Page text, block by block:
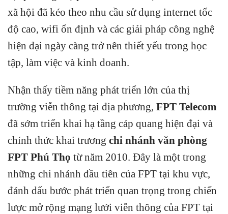
xã hội đã kéo theo nhu cầu sử dụng internet tốc
độ cao, wifi ổn định và các giải pháp công nghệ
hiện đại ngày càng trở nên thiết yếu trong học
tập, làm việc và kinh doanh.
Nhận thấy tiềm năng phát triển lớn của thị
trường viễn thông tại địa phương, FPT Telecom
đã sớm triển khai hạ tầng cáp quang hiện đại và
chính thức khai trương chi nhánh văn phòng
FPT Phú Thọ từ năm 2010. Đây là một trong
những chi nhánh đầu tiên của FPT tại khu vực,
đánh dấu bước phát triển quan trọng trong chiến
lược mở rộng mạng lưới viễn thông của FPT tại